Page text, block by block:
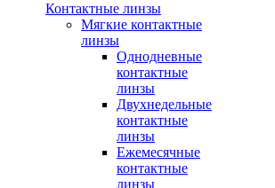
Контактные линзы
Мягкие контактные
линзы
Однодневные
контактные
линзы
Двухнедельные
контактные
линзы
Ежемесячные
контактные
линзы